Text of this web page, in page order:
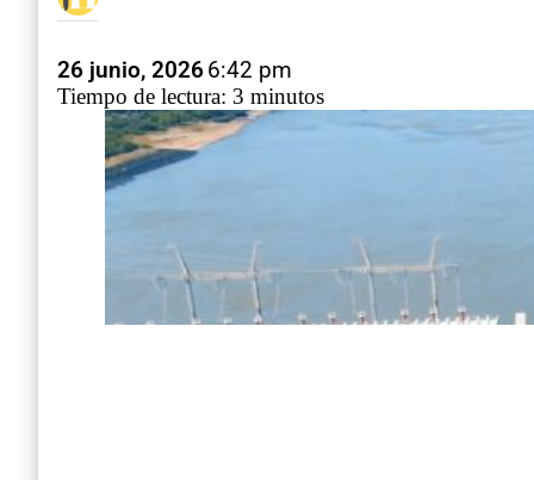
26 junio, 20266:42 pm
Tiempo de lectura: 3 minutos